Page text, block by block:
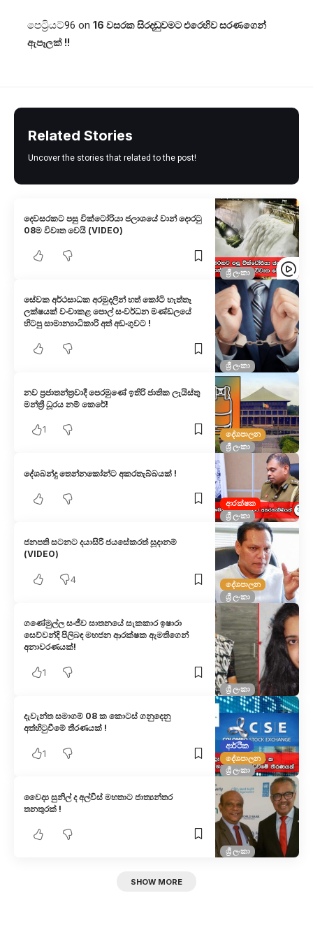
පෙට්‍රියට්96 on 16 වසරක සිරදඬුවමට එරෙහිව සරණගෙන්
ඇපෑලක් !!
Related Stories
Uncover the stories that related to the post!
ශ්‍රී ලංකා
දෙවසරකට පසු වික්ටෝරියා ජලාශයේ වාන් දොරටු
08ම විවෘත වෙයි (VIDEO)
ශ්‍රී ලංකා
සේවක අර්ථසාධක අරමුදලින් හත් කෝටි හැත්තෑ
ලක්ෂයක් වංචාකළ පොල් සංවර්ධන මණ්ඩලයේ
හිටපු සාමාන්‍යාධිකාරි අත් අඩංගුවට !
දේශපාලන
ශ්‍රී ලංකා
නව ප්‍රජාතන්ත්‍රවාදී පෙරමුණේ ඉතිරි ජාතික ලැයිස්තු
මන්ත්‍රී ධූරය නම් කෙරේ!
1
ආරක්ෂක
ශ්‍රී ලංකා
දේශබන්දු තෙන්නකෝන්ට අකරතැබ්බයක් !
දේශපාලන
ශ්‍රී ලංකා
ජනපති සටනට දයාසිරි ජයසේකරත් සූදානම්
(VIDEO)
4
ශ්‍රී ලංකා
ගණේමුල්ල සංජීව ඝාතනයේ සැකකාර ඉෂාරා
සෙව්වන්දි පිලිබඳ මහජන ආරක්ෂක ඇමතිගෙන්
අනාවරණයක්!
1
ආර්ථික
දේශපාලන
ශ්‍රී ලංකා
දැවැන්ත සමාගම් 08 ක කොටස් ගනුදෙනු
අත්හිටුවීමේ තීරණයක් !
1
ශ්‍රී ලංකා
වෛද්‍ය සුනිල් ද අල්විස් මහතාට ජාත්‍යන්තර
තනතුරක් !
SHOW MORE